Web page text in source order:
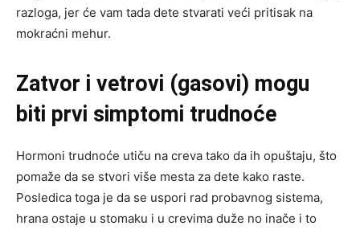
razloga, jer će vam tada dete stvarati veći pritisak na
mokraćni mehur.
Zatvor i vetrovi (gasovi) mogu
biti prvi simptomi trudnoće
Hormoni trudnoće utiču na creva tako da ih opuštaju, što
pomaže da se stvori više mesta za dete kako raste.
Posledica toga je da se uspori rad probavnog sistema,
hrana ostaje u stomaku i u crevima duže no inače i to